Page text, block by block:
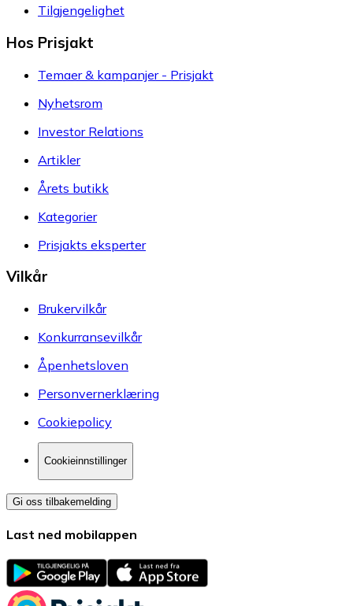
Tilgjengelighet
Hos Prisjakt
Temaer & kampanjer - Prisjakt
Nyhetsrom
Investor Relations
Artikler
Årets butikk
Kategorier
Prisjakts eksperter
Vilkår
Brukervilkår
Konkurransevilkår
Åpenhetsloven
Personvernerklæring
Cookiepolicy
Cookieinnstillinger
Gi oss tilbakemelding
Last ned mobilappen